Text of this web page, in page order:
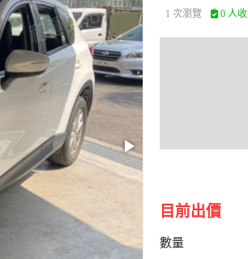
1 次瀏覽 0 人
目前出價
數量